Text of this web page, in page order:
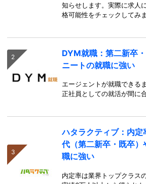
知らせします。実際に求人
格可能性をチェックしてみ
DYM就職：第二新卒
ニートの就職に強い
エージェントが就職できる
正社員としての就活が間に
ハタラクティブ：内
代（第二新卒・既卒
職に強い
内定率は業界トップクラス